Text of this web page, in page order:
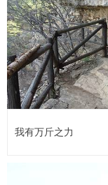
我有万斤之力